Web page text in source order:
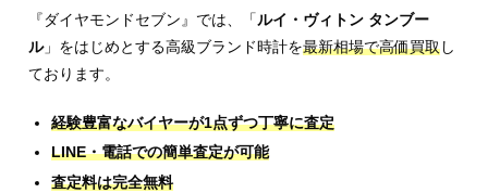
『ダイヤモンドセブン』では、「ルイ・ヴィトン タンブー
ル」をはじめとする高級ブランド時計を最新相場で高価買取し
ております。
経験豊富なバイヤーが1点ずつ丁寧に査定
LINE・電話での簡単査定が可能
査定料は完全無料